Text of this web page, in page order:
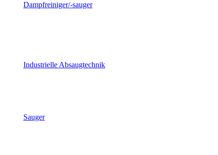
Dampfreiniger/-sauger
Industrielle Absaugtechnik
Sauger